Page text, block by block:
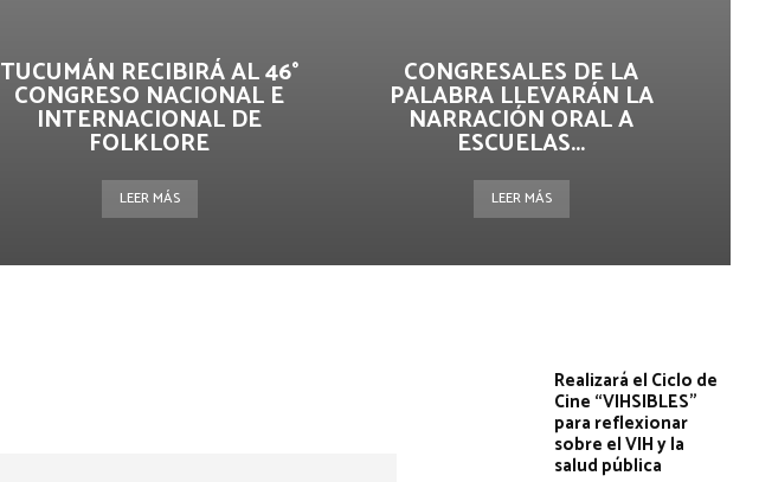
TUCUMÁN RECIBIRÁ AL 46°
CONGRESO NACIONAL E
INTERNACIONAL DE
FOLKLORE
LEER MÁS
CONGRESALES DE LA
PALABRA LLEVARÁN LA
NARRACIÓN ORAL A
ESCUELAS...
LEER MÁS
Realizará el Ciclo de
Cine “VIHSIBLES”
para reflexionar
sobre el VIH y la
salud pública